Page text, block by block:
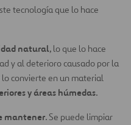
tecnología que lo hace
natural, lo que lo hace
y al deterioro causado por la
lo convierte en un material
y áreas húmedas.
mantener. Se puede limpiar